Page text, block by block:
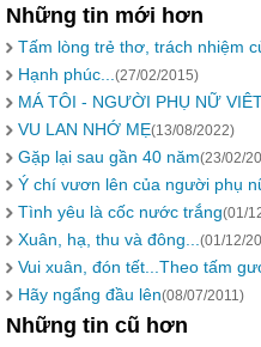
Những tin mới hơn
Tấm lòng trẻ thơ, trách nhiệm
Hạnh phúc... (27/02/2015)
MÁ TÔI - NGƯỜI PHỤ NỮ
VU LAN NHỚ MẸ(13/08/2022)
Gặp lại sau gần 40 năm(23/02/
Ý chí vươn lên của người phụ
Tình yêu là cốc nước trắng(01/
Xuân, hạ, thu và đông... (01/12/
Vui xuân, đón tết...Theo tấm
Hãy ngẩng đầu lên(08/07/2011)
Những tin cũ hơn